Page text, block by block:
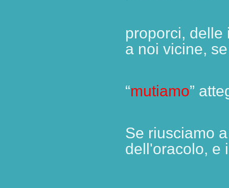
proporci, delle
a noi vicine,
“mutiamo”
Se riusciamo
dell'oracolo, e